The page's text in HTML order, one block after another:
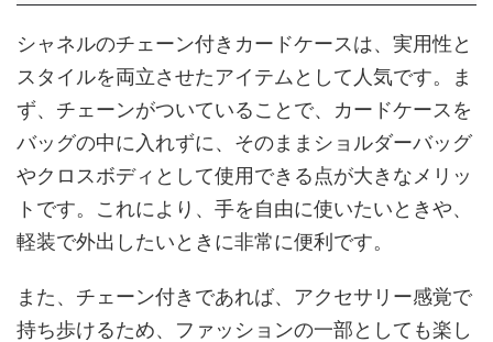
シャネルのチェーン付きカードケースは、実用性と
スタイルを両立させたアイテムとして人気です。ま
ず、チェーンがついていることで、カードケースを
バッグの中に入れずに、そのままショルダーバッグ
やクロスボディとして使用できる点が大きなメリッ
トです。これにより、手を自由に使いたいときや、
軽装で外出したいときに非常に便利です。
また、チェーン付きであれば、アクセサリー感覚で
持ち歩けるため、ファッションの一部としても楽し